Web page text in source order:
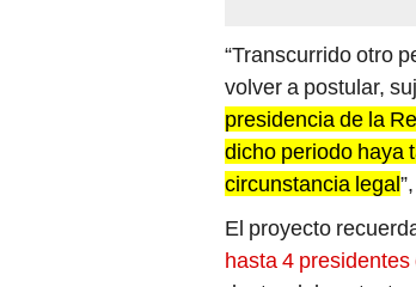
volver a postular,
presidencia de la
dicho periodo haya
circunstancia legal
hasta 4
dentro del contexto